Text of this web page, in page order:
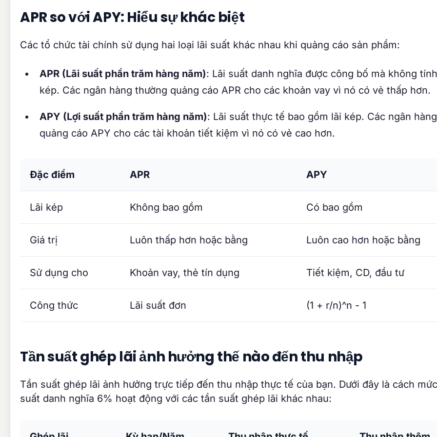
APR so với APY: Hiểu sự khác biệt
Các tổ chức tài chính sử dụng hai loại lãi suất khác nhau khi quảng cáo sản phẩm:
APR (Lãi suất phần trăm hàng năm): Lãi suất danh nghĩa được công bố mà không
kép. Các ngân hàng thường quảng cáo APR cho các khoản vay vì nó có vẻ thấp hơn.
APY (Lợi suất phần trăm hàng năm): Lãi suất thực tế bao gồm lãi kép. Các ngân hàng
quảng cáo APY cho các tài khoản tiết kiệm vì nó có vẻ cao hơn.
Đặc điểm APR APY
Lãi kép Không bao gồm Có bao gồm
Giá trị Luôn thấp hơn hoặc bằng Luôn cao hơn hoặc bằng
Sử dụng cho Khoản vay, thẻ tín dụng Tiết kiệm, CD, đầu tư
Công thức Lãi suất đơn (1 + r/n)^n - 1
Tần suất ghép lãi ảnh hưởng thế nào đến thu nhập
Tần suất ghép lãi ảnh hưởng trực tiếp đến thu nhập thực tế của bạn. Dưới đây là cách
suất danh nghĩa 6% hoạt động với các tần suất ghép lãi khác nhau: